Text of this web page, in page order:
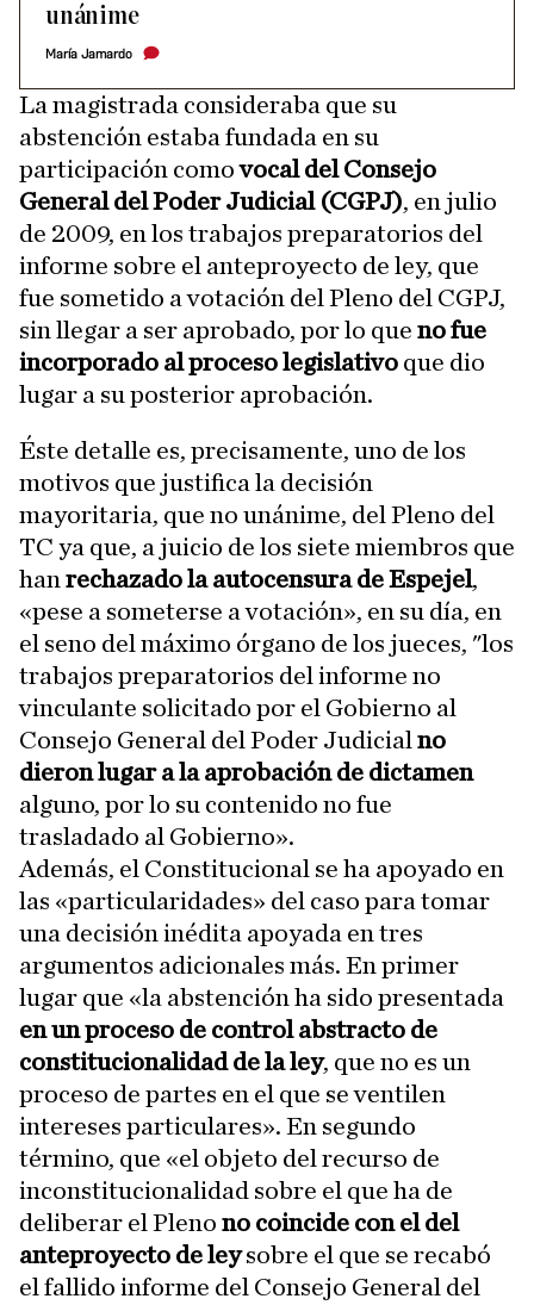
unánime
María Jamardo
La magistrada consideraba que su
abstención estaba fundada en su
participación comovocal del Consejo
General del Poder Judicial (CGPJ), en julio
de 2009, en los trabajos preparatorios del
informe sobre el anteproyecto de ley, que
fue sometido a votación del Pleno del CGPJ,
sin llegar a ser aprobado, por lo que no fue
incorporado al proceso legislativo que dio
lugar a su posterior aprobación.
Éste detalle es, precisamente, uno de los
motivos que justifica la decisión
mayoritaria, que no unánime, del Pleno del
TC ya que, a juicio de los siete miembros que
han rechazado la autocensura de Espejel,
«pese a someterse a votación», en su día, en
el seno del máximo órgano de los jueces, "los
trabajos preparatorios del informe no
vinculante solicitado por el Gobierno al
Consejo General del Poder Judicial no
dieron lugar a la aprobación de dictamen
alguno, por lo su contenido no fue
trasladado al Gobierno».
Además, el Constitucional se ha apoyado en
las «particularidades» del caso para tomar
una decisión inédita apoyada en tres
argumentos adicionales más. En primer
lugar que «la abstención ha sido presentada
en un proceso de control abstracto de
constitucionalidad de la ley, que no es un
proceso de partes en el que se ventilen
intereses particulares». En segundo
término, que «el objeto del recurso de
inconstitucionalidad sobre el que ha de
deliberar el Pleno no coincide con el del
anteproyecto de leysobre el que se recabó
el fallido informe del Consejo General del